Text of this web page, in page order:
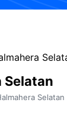
Selatan
Selatan